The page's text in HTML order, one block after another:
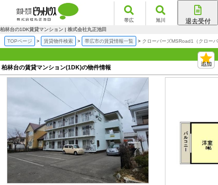
帯広 旭川 退去受付
柏林台の1DK賃貸マンション | 株式会社丸正池田
TOPページ 賃貸物件検索 帯広市の賃貸情報一覧 クローバーズMSRoad1（クロー
柏林台の賃貸マンション(1DK)の物件情報